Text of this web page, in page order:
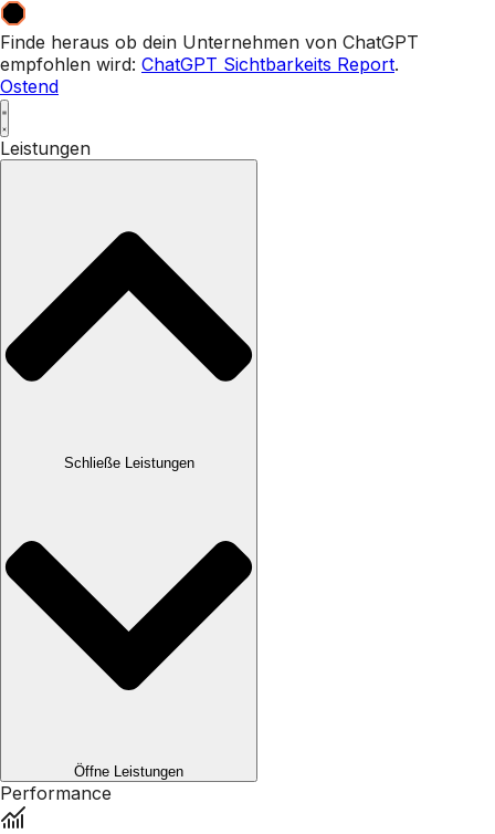
Zum
Inhalt
wechseln
Finde heraus ob dein Unternehmen von ChatGPT
empfohlen wird: ChatGPT Sichtbarkeits Report.
Ostend
Leistungen
Schließe Leistungen
Öffne Leistungen
Performance